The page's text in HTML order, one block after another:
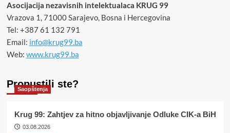
Asocijacija nezavisnih intelektualaca KRUG 99
Vrazova 1, 71000 Sarajevo, Bosna i Hercegovina
Tel: +387 61 132 791
Email: info@krug99.ba
Web: www.krug99.ba
Propustili ste?
Saopštenja
Krug 99: Zahtjev za hitno objavljivanje Odluke CIK-a BiH
03.08.2026